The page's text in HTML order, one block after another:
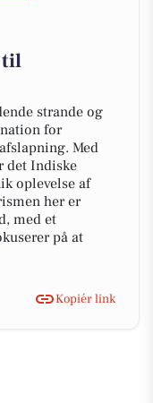
til
strande og
for
Med
det Indiske
oplevelse af
her er
med et
på at
Kopiér link